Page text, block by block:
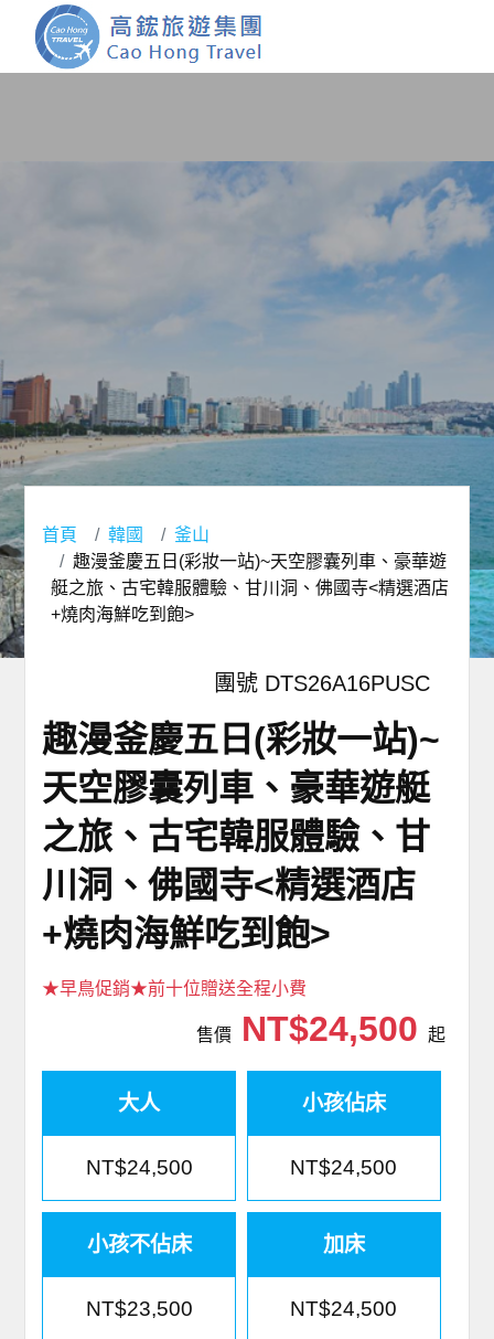
客製服務
會員登入
首頁 韓國
釜山
趣漫釜慶五日(彩妝一站)~天空膠囊列車、豪華遊
艇之旅、古宅韓服體驗、甘川洞、佛國寺<精選酒店
+燒肉海鮮吃到飽>
團號 DTS26A16PUSC
趣漫釜慶五日(彩妝一站)~
天空膠囊列車、豪華遊艇
之旅、古宅韓服體驗、甘
川洞、佛國寺<精選酒店
+燒肉海鮮吃到飽>
★早鳥促銷★前十位贈送全程小費
售價NT$24,500 起
大人
NT$24,500
小孩佔床
NT$24,500
小孩不佔床
NT$23,500
加床
NT$24,500